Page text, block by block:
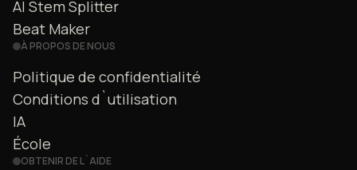
AI Stem Splitter
Beat Maker
À PROPOS DE NOUS
Politique de confidentialité
Conditions d`utilisation
IA
École
OBTENIR DE L`AIDE